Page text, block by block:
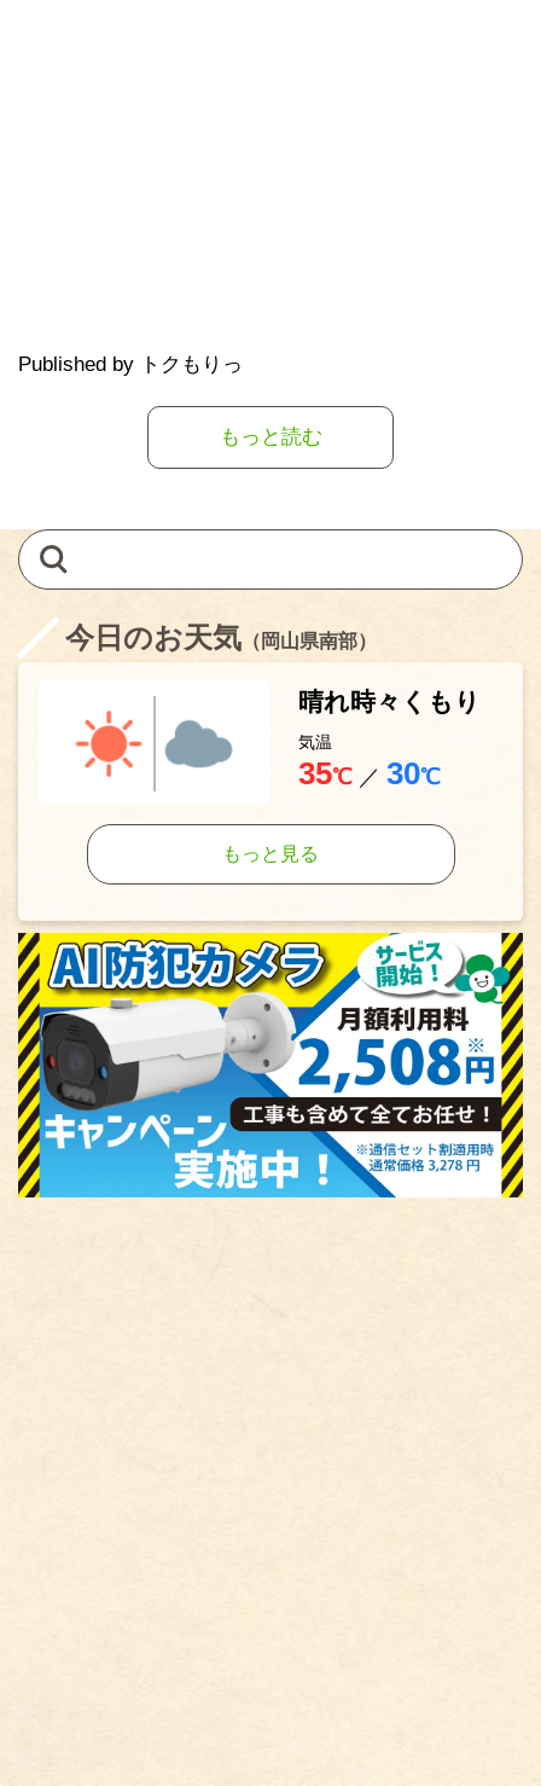
Published by トクもりっ
もっと読む
今日のお天気 （岡山県南部）
晴れ時々くもり
気温
35℃ ／ 30℃
もっと見る